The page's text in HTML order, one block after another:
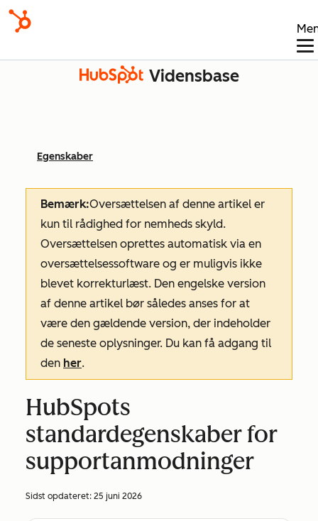
Vidensbase
Egenskaber
Bemærk:Oversættelsen af denne artikel er
kun til rådighed for nemheds skyld.
Oversættelsen oprettes automatisk via en
oversættelsessoftware og er muligvis ikke
blevet korrekturlæst. Den engelske version
af denne artikel bør således anses for at
være den gældende version, der indeholder
de seneste oplysninger. Du kan få adgang til
den her.
HubSpots
standardegenskaber for
supportanmodninger
Sidst opdateret: 25 juni 2026